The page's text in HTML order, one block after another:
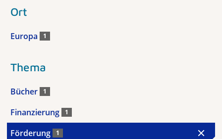
Ort
Europa 1
Thema
Bücher 1
Finanzierung 1
Förderung 1